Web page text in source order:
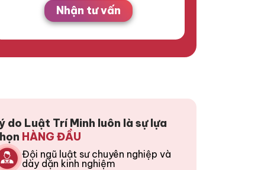
Nhận tư vấn
do Luật Trí Minh luôn là sự lựa
HÀNG ĐẦU
Đội ngũ luật sư chuyên nghiệp và
dày dặn kinh nghiệm